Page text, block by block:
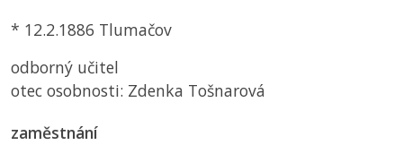
* 12.2.1886 Tlumačov
odborný učitel
otec osobnosti: Zdenka Tošnarová
zaměstnání